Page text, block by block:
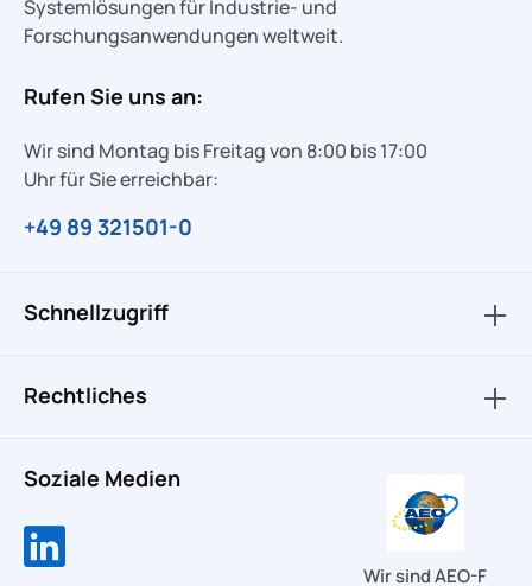
Systemlösungen für Industrie- und
Forschungsanwendungen weltweit.
Rufen Sie uns an:
Wir sind Montag bis Freitag von 8:00 bis 17:00
Uhr für Sie erreichbar:
+49 89 321501-0
Soziale Medien
Wir sind AEO-F
Schnellzugriff
Rechtliches